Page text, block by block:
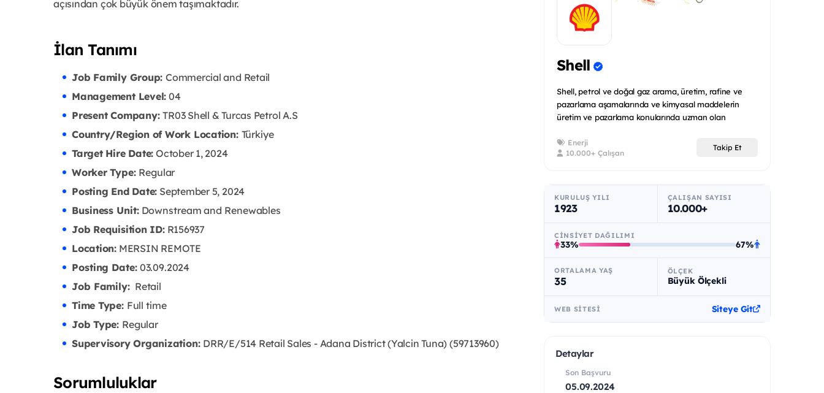
açısından çok büyük önem taşımaktadır.
İlan Tanımı
Job Family Group: Commercial and Retail
Management Level: 04
Present Company:TR03 Shell & Turcas Petrol A.S
Country/Region of Work Location: Türkiye
Target Hire Date: October 1, 2024
Worker Type: Regular
Posting End Date: September 5, 2024
Business Unit:Downstream and Renewables
Job Requisition ID:R156937
Location:MERSIN REMOTE
Posting Date:03.09.2024
Job Family:Retail
Time Type: Full time
Job Type: Regular
Supervisory Organization: DRR/E/514 Retail Sales - Adana District (Yalcin Tuna) (59713960)
Sorumluluklar
Shell
Shell, petrol ve doğal gaz arama, üretim, rafine ve
pazarlama aşamalarında ve kimyasal maddelerin
üretim ve pazarlama konularında uzman olan
Enerji
10.000+ Çalışan
Takip Et
KURULUŞ YILI
1923
ÇALIŞAN SAYISI
10.000+
CINSIYET DAĞILIMI
33% 67%
ORTALAMA YAŞ
35
ÖLÇEK
Büyük Ölçekli
WEB SITESI Siteye Git
Detaylar
Son Başvuru
05.09.2024